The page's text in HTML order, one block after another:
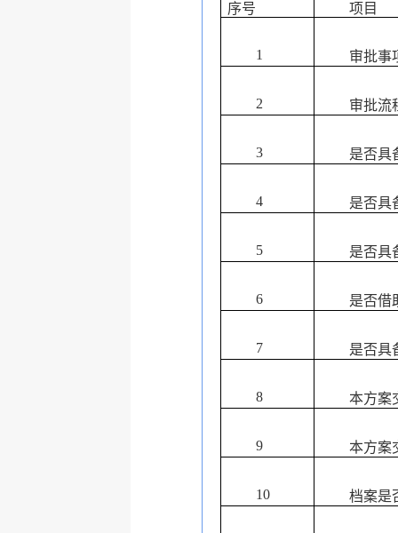
序号 项目
1 审批事
2 审批流
3 是否具
4 是否具
5 是否具
6 是否借
7 是否具
8 本方案
9 本方案
10 档案是